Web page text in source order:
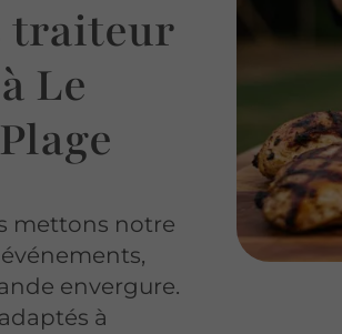
traiteur
Le
mettons notre
envergure.
à